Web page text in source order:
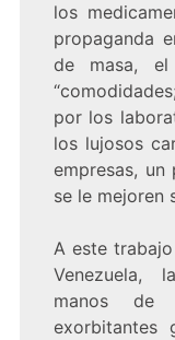
los
propaganda
de masa,
por los
los lujosos
empresas,
se le mejoren
A este
Venezuela,
manos de
exorbitantes